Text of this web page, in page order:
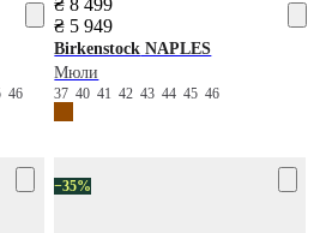
46
₴ 5 949
Birkenstock NAPLES
Мюли
3740414243444546
−35%